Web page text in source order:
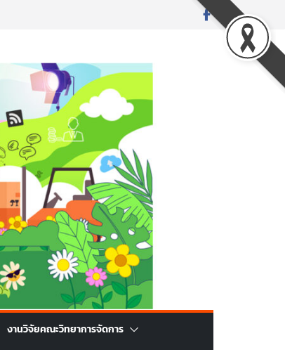
งานวิจัยคณะวิทยาการจัดการ